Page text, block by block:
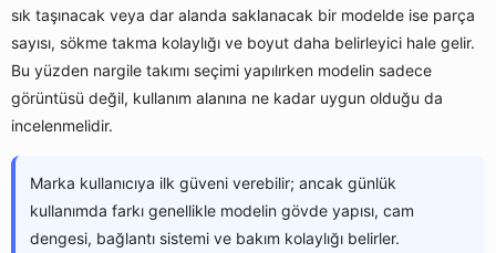
sık taşınacak veya dar alanda saklanacak bir modelde ise parça
sayısı, sökme takma kolaylığı ve boyut daha belirleyici hale gelir.
Bu yüzden nargile takımı seçimi yapılırken modelin sadece
görüntüsü değil, kullanım alanına ne kadar uygun olduğu da
incelenmelidir.
Marka kullanıcıya ilk güveni verebilir; ancak günlük
kullanımda farkı genellikle modelin gövde yapısı, cam
dengesi, bağlantı sistemi ve bakım kolaylığı belirler.